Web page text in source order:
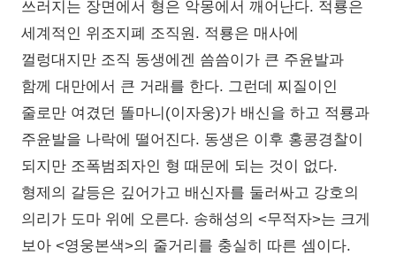
쓰러지는 장면에서 형은 악몽에서 깨어난다. 적룡은
세계적인 위조지폐 조직원. 적룡은 매사에
껄렁대지만 조직 동생에겐 씀씀이가 큰 주윤발과
함께 대만에서 큰 거래를 한다. 그런데 찌질이인
줄로만 여겼던 똘마니(이자웅)가 배신을 하고 적룡과
주윤발을 나락에 떨어진다. 동생은 이후 홍콩경찰이
되지만 조폭범죄자인 형 때문에 되는 것이 없다.
형제의 갈등은 깊어가고 배신자를 둘러싸고 강호의
의리가 도마 위에 오른다. 송해성의 <무적자>는 크게
보아 <영웅본색>의 줄거리를 충실히 따른 셈이다.